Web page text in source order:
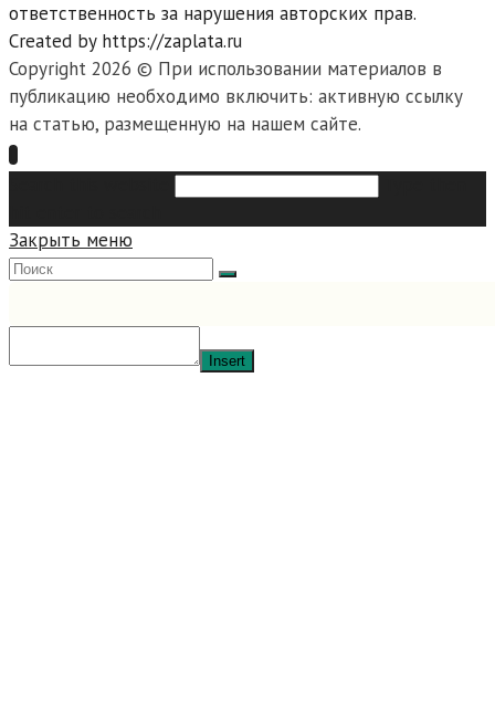
ответственность за нарушения авторских прав.
Created by https://zaplata.ru
Copyright 2026 © При использовании материалов в
публикацию необходимо включить: активную ссылку
на статью, размещенную на нашем сайте.
Закрыть меню
Insert